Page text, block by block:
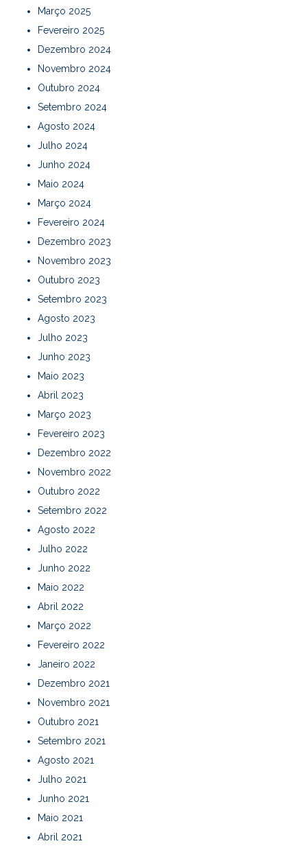
Março 2025
Fevereiro 2025
Dezembro 2024
Novembro 2024
Outubro 2024
Setembro 2024
Agosto 2024
Julho 2024
Junho 2024
Maio 2024
Março 2024
Fevereiro 2024
Dezembro 2023
Novembro 2023
Outubro 2023
Setembro 2023
Agosto 2023
Julho 2023
Junho 2023
Maio 2023
Abril 2023
Março 2023
Fevereiro 2023
Dezembro 2022
Novembro 2022
Outubro 2022
Setembro 2022
Agosto 2022
Julho 2022
Junho 2022
Maio 2022
Abril 2022
Março 2022
Fevereiro 2022
Janeiro 2022
Dezembro 2021
Novembro 2021
Outubro 2021
Setembro 2021
Agosto 2021
Julho 2021
Junho 2021
Maio 2021
Abril 2021